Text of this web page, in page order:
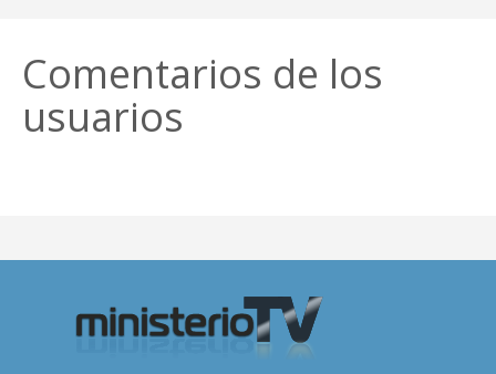
Comentarios de los
usuarios